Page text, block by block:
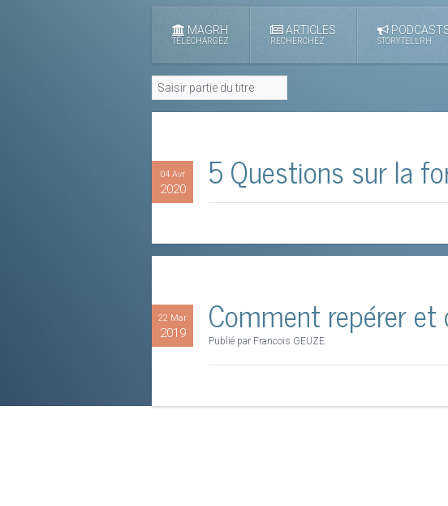
MAGRH
TÉLÉCHARGEZ
ARTICLES
RECHERCHEZ STORYTELLRH
04 Avr
2020 5 Questions sur la
22 Mar
2019 Comment repérer
Publié par Francois GEUZE.